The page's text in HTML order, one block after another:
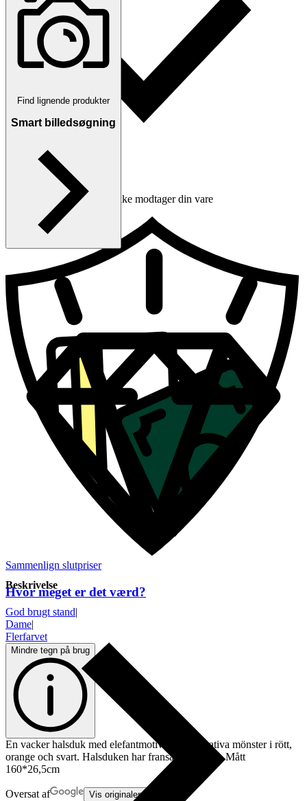
Erstatning hvis du ikke modtager din vare
Beskrivelse
God brugt stand|
Dame|
Flerfarvet
Mindre tegn på brug
En vacker halsduk med elefantmotiv och dekorativa mönster i rött,
orange och svart. Halsduken har fransar i ändarna. Mått
160*26,5cm
Oversat af Vis originalen
Find lignende produkter
Smart billedsøgning
Sammenlign slutpriser
Hvor meget er det værd?